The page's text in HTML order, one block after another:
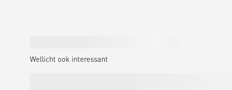
Wellicht ook interessant